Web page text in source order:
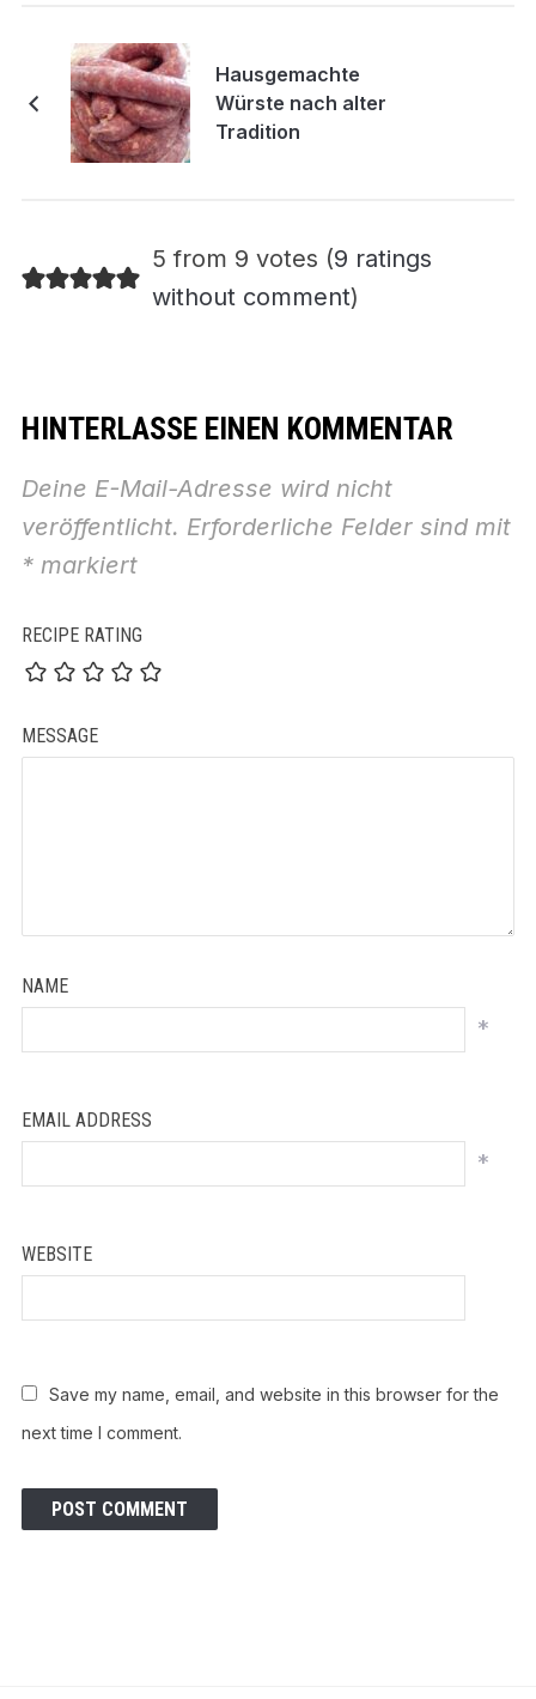
Hausgemachte
Würste nach alter
Tradition
5 from 9 votes (9 ratings
without comment)
HINTERLASSE EINEN KOMMENTAR
Deine E-Mail-Adresse wird nicht
veröffentlicht. Erforderliche Felder sind mit
*markiert
RECIPE RATING
MESSAGE
NAME
*
EMAIL ADDRESS
*
WEBSITE
Save my name, email, and website in this browser for the
next time I comment.